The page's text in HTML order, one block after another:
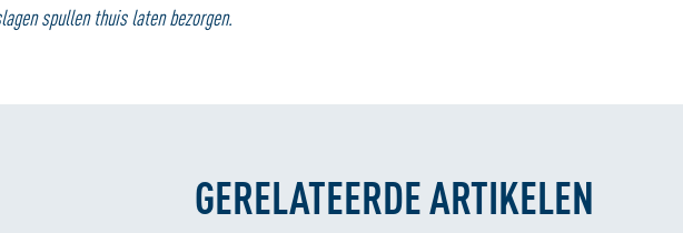
spullen thuis laten bezorgen.
GERELATEERDE ARTIKELEN